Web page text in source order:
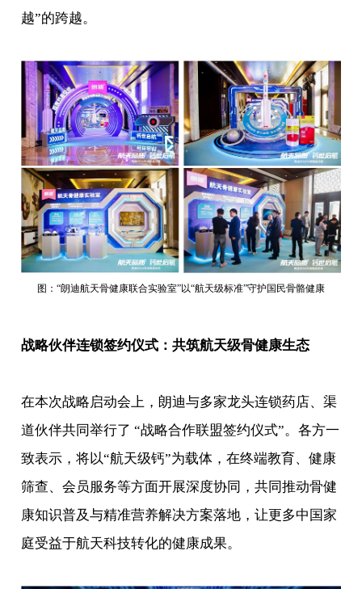
越”的跨越。
图：“朗迪航天骨健康联合实验室”以“航天级标准”守护国民骨骼健康
战略伙伴连锁签约仪式：共筑航天级骨健康生态
在本次战略启动会上，朗迪与多家龙头连锁药店、渠
道伙伴共同举行了 “战略合作联盟签约仪式”。各方一
致表示，将以“航天级钙”为载体，在终端教育、健康
筛查、会员服务等方面开展深度协同，共同推动骨健
康知识普及与精准营养解决方案落地，让更多中国家
庭受益于航天科技转化的健康成果。